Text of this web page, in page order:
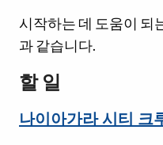
시작하는 데 도움이 되
과 같습니다.
할 일
나이아가라 시티 크